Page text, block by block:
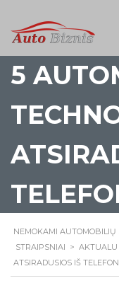
5
NEMOKAMI
STRAIPSNIAI > AKTUALU
ATSIRADUSIOS IŠ